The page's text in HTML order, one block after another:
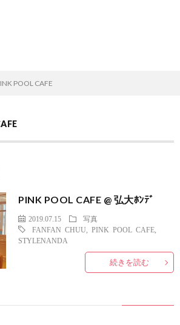
POOL CAFE
PINK POOL CAFE @ 弘大ﾎﾝﾃﾞ
2019.07.15
写真
FANFAN CHUU
,PINK POOL CAFE
STYLENANDA
続きを読む